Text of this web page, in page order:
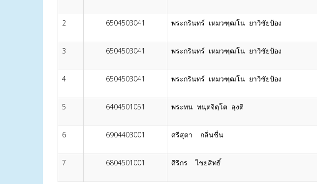
2 6504503041 พระกรินทร์ เหมวฑฺฒโน ยาวิชัยป้อง
3 6504503041 พระกรินทร์ เหมวฑฺฒโน ยาวิชัยป้อง
4 6504503041 พระกรินทร์ เหมวฑฺฒโน ยาวิชัยป้อง
5 6404501051 พระทน ทนฺตจิตฺโต ลุงติ
6 6904403001 ศรีสุดา กลิ่นชื่น
7 6804501001 ศิริกร ไชยสิทธิ์